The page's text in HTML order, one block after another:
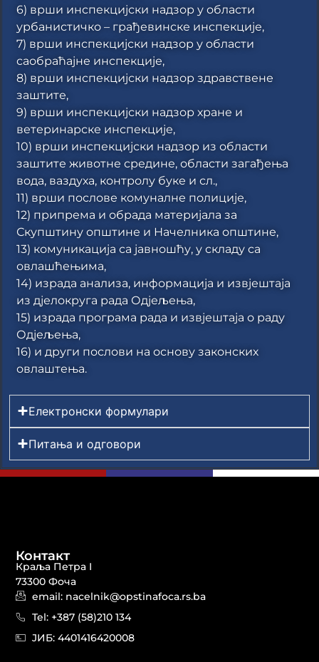
6) врши инспекцијски надзор у области
урбанистичко – грађевинске инспекције,
7) врши инспекцијски надзор у области
саобраћајне инспекције,
8) врши инспекцијски надзор здравствене
заштите,
9) врши инспекцијски надзор хране и
ветеринарске инспекције,
10) врши инспекцијски надзор из области
заштите животне средине, области загађења
вода, ваздуха, контролу буке и сл.,
11) врши послове комуналне полиције,
12) припрема и обрада материјала за
Скупштину општине и Начелника општине,
13) комуникација са јавношћу, у складу са
овлашћењима,
14) израда анализа, информација и извјештаја
из дјелокруга рада Одјељења,
15) израда програма рада и извјештаја о раду
Одјељења,
16) и други послови на основу законских
овлаштења.
Електронски формулари
Питања и одговори
Контакт
Краља Петра I
73300 Фоча
email: nacelnik@opstinafoca.rs.ba
Tel: +387 (58)210 134
JИБ: 44014164​20008